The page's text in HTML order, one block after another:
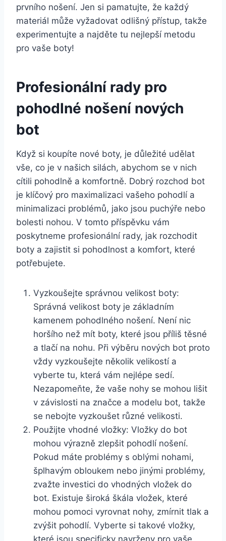
prvního nošení. Jen si‌ pamatujte, že každý
materiál ​může vyžadovat odlišný​ přístup, takže⁤
experimentujte a najděte tu ⁢nejlepší metodu
pro vaše⁣ boty!
Profesionální ⁣rady pro
pohodlné ⁤nošení nových
bot
Když si ⁤koupíte nové boty, je důležité udělat
vše, co je ⁣v našich silách, abychom se v⁤ nich⁢
cítili pohodlně a komfortně. Dobrý rozchod bot
‍je klíčový pro maximalizaci vašeho pohodlí a
minimalizaci problémů, jako jsou​ puchýře nebo
bolesti nohou. V tomto příspěvku vám
poskytneme profesionální rady, jak rozchodit
boty ‍a zajistit si pohodlnost a komfort, které
potřebujete.
Vyzkoušejte správnou velikost boty:
Správná velikost boty je základním
kamenem pohodlného nošení. Není⁣ nic
horšího než mít boty, které jsou‍ příliš ⁢těsné
a tlačí na nohu. Při výběru nových bot proto
vždy vyzkoušejte ​několik velikostí a
vyberte tu, která vám nejlépe⁢ sedí.
Nezapomeňte, že vaše nohy se mohou lišit⁤
v​ závislosti na značce a modelu bot, takže⁤
se nebojte⁤ vyzkoušet různé velikosti.
Použijte vhodné​ vložky: Vložky do ⁢bot‌
mohou výrazně ​zlepšit‍ pohodlí nošení.
⁢Pokud máte problémy s oblými nohami,
šplhavým obloukem nebo jinými⁤ problémy,
zvažte ⁣investici ​do vhodných vložek do
bot. Existuje široká škála vložek, které
mohou pomoci vyrovnat nohy, zmírnit tlak⁣ a
zvýšit pohodlí. Vyberte si⁤ takové vložky,
které jsou specificky⁤ navrženy pro vaše